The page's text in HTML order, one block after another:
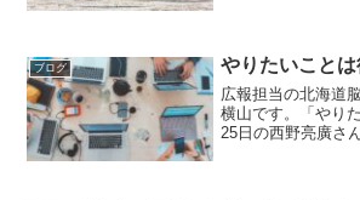
現するような...
ブログ やりたいこと
広報担当の北海道
横山です。「やり
25日の西野亮廣さ